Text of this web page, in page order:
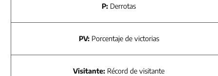
P: Derrotas
PV:Porcentaje de victorias
Visitante: Récord de visitante